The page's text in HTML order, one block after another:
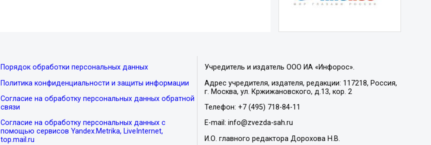
Порядок обработки персональных данных
Политика конфиденциальности и защиты информации
Согласие на обработку персональных данных обратной
связи
Согласие на обработку персональных данных с
помощью сервисов Yandex.Metrika, LiveInternet,
top.mail.ru
Учредитель и издатель ООО ИА «Инфорос».
Адрес учредителя, издателя, редакции: 117218, Россия,
г. Москва, ул. Кржижановского, д.13, кор. 2
Телефон: +7 (495) 718-84-11
E-mail: info@zvezda-sah.ru
И.О. главного редактора Дорохова Н.В.